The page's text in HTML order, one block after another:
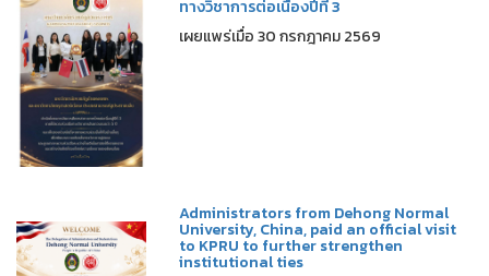
ทางวิชาการต่อเนื่องปีที่ 3
เผยแพร่เมื่อ 30 กรกฎาคม 2569
Administrators from Dehong Normal
University, China, paid an official visit
to KPRU to further strengthen
institutional ties